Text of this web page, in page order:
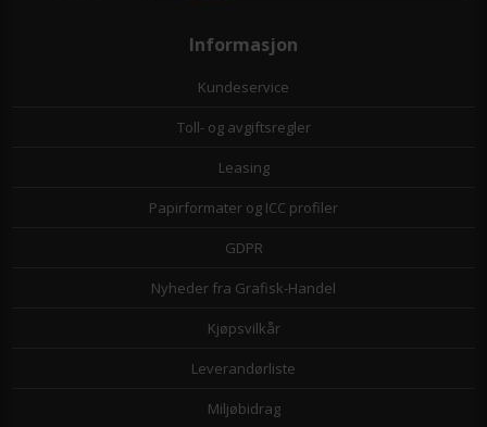
Informasjon
Kundeservice
Toll- og avgiftsregler
Leasing
Papirformater og ICC profiler
GDPR
Nyheder fra Grafisk-Handel
Kjøpsvilkår
Leverandørliste
Miljøbidrag